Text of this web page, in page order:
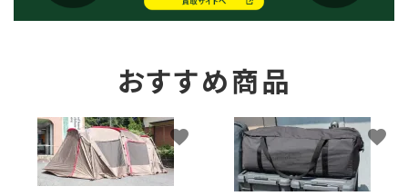
おすすめ商品
favorite favorite